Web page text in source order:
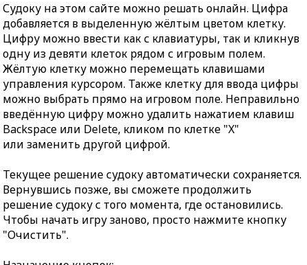
Судоку на этом сайте можно решать онлайн. Цифра
добавляется в выделенную жёлтым цветом клетку.
Цифру можно ввести как с клавиатуры, так и кликнув
одну из девяти клеток рядом с игровым полем.
Жёлтую клетку можно перемещать клавишами
управления курсором. Также клетку для ввода цифры
можно выбрать прямо на игровом поле. Неправильно
введённую цифру можно удалить нажатием клавиш
Backspace или Delete, кликом по клетке "X"
или заменить другой цифрой.
Текущее решение судоку автоматически сохраняется.
Вернувшись позже, вы сможете продолжить
решение судоку с того момента, где остановились.
Чтобы начать игру заново, просто нажмите кнопку
"Очистить".